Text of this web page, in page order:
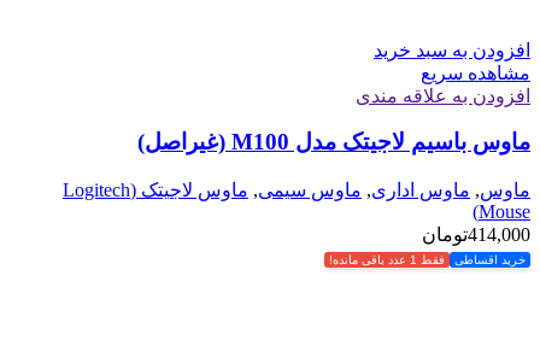
افزودن به سبد خرید
مشاهده سریع
افزودن به علاقه مندی
ماوس باسیم لاجیتک مدل M100 (غیراصل)
ماوس, ماوس اداری, ماوس سیمی,
ماوس لاجیتک (Logitech
Mouse)
414,000تومان
خرید اقساطی فقط 1 عدد باقی مانده!